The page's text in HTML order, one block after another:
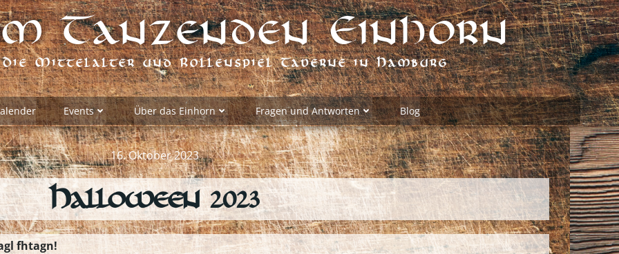
Tanzenden Einhorn
Die Mittelalter und Rollenspiel Taverne in Hamburg
Events Über das Einhorn Fragen und Antworten Blog
16. Oktober 2023
Halloween 2023
fhtagn!